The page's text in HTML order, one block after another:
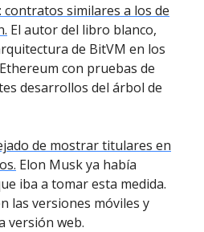
similares a los de
El autor del libro blanco,
de BitVM en los
con pruebas de
desarrollos del árbol de
de mostrar titulares en
Elon Musk ya había
iba a tomar esta medida.
las versiones móviles y
versión web.